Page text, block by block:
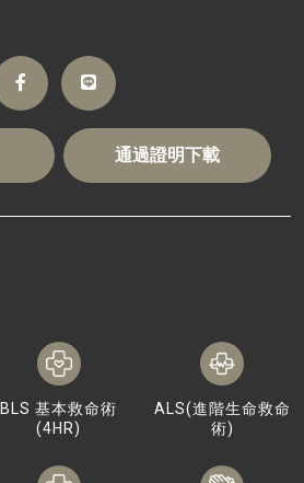
通過證明下載
BLS 基本救命術
(4HR)
ALS(進階生命救命
術)